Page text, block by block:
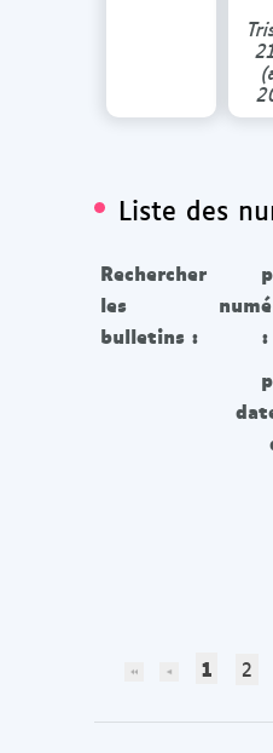
Liste des
Rechercher
les
bulletins :
1 2